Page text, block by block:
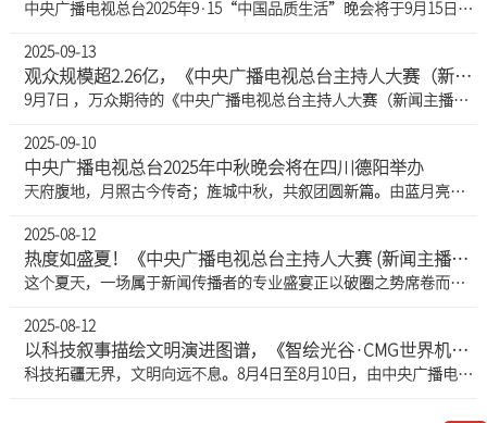
中央广播电视总台2025年9·15“中国品质生活”晚会将于9月15日20点在总台央视财经频道播出。2025年9·15“中国品质生活”晚会聚焦“高质量中国经济 高品质消费生活”的主题，以创造品质生活的生动案例和多个国家部委的现场权威解读，呈现当下中国经济社会发展的新变化、新特点和百姓消费生活的新场景、新业态，推动经济高质量发展，增强消费信心、激发消费潜力，提高人民生活品质。工业和信息化部党组成员、副部长单忠德，农业农村部党组成员、副部长麦尔丹·木盖提，国家市场监督管理总局党组成员、副局长邓志勇，中央广播电视总台党组成员、副台长齐竹泉等出席晚会。晚会发布了总台“全国质量月宣传活
2025-09-13
观众规模超2.26亿，《中央广播电视总台主持人大赛（新闻主播季）》第二赛段亮点频出
9月7日 ，万众期待的《中央广播电视总台主持人大赛（新闻主播季）》第二赛段正式开赛，全新升级的 “模拟新闻直播” 考核环节，犹如一把精准的标尺，全方位检验着选手们的专业素养，36 位选手通过抽签分组，展开了一场场扣人心弦的一对一较量，用过硬的实力与非凡的风采，诠释着新闻主播的职业魅力。根据CSM数据，截至目前，《中央广播电视总台主持人大赛（新闻主播季）》观众规模已经超过2.26亿，平均收视份额5.46%，最高单期收视份额6.35%。微博主话题#总台主持人大赛新闻主播季#阅读量高达1301.6万。走进模拟报道区，XR 技术构建的逼真新闻现场令人眼前一亮。这里不再是传统的演播室，而是真实还原的
2025-09-10
中央广播电视总台2025年中秋晚会将在四川德阳举办
天府腹地，月照古今传奇；旌城中秋，共叙团圆新篇。由蓝月亮独家冠名的《中央广播电视总台2025年中秋晚会》将在四川省德阳市举办。晚会主舞台选址在德阳玄珠湖，依托实景山水，以蜀道为引、明月为核，营造出“月从蜀道升，人向镜中圆”的深远意境。目前，晚会录制已正式启动，各项工作正有序推进。地处成都平原腹地的德阳，既有现代工业的筋骨，亦流淌着古蜀文明的血脉。这座因三线建设而兴的城市，锻造出多个“大国重器”，是现代中国自主创新、走向世界的一个缩影。“沉睡数千年，一醒惊天下”的三星堆，诉说着华夏文明的悠远与辉煌；白马关古蜀道，镌刻着先人勇于攀登敢于开拓的足迹与精神；李化楠、
2025-08-12
热度如盛夏！《中央广播电视总台主持人大赛 (新闻主播季)》观众规模过亿
这个夏天，一场属于新闻传播者的专业盛宴正以破圈之势席卷而来。7月27日，《中央广播电视总台主持人大赛 (新闻主播季)》第二期在央视综合频道 (CCTV-1)、央视新闻、央视频、央视网等多平台播出，继续为观众奉上兼具思想深度与专业魅力的视听盛宴。寻新而来，向新出发！根据CSM数据，本期节目也交出亮眼成绩单，收视份额高达6.09%，两期节目总台首重播观众规模超过1亿，微博主话题#主持人大赛新闻主播季#阅读量达1021.4万。第二期节目中，选手延续了首期的高水准表现。他们来自新闻一线记者、高校学子、旅行作家等多元背景，带着各自的积累与热爱登台。在 “看临场状态、比知识积累、评思考深度、竞综合能
2025-08-12
以科技叙事描绘文明演进图谱，《智绘光谷·CMG世界机器人技能大赛》今晚开播
科技拓疆无界，文明向远不息。8月4日至8月10日，由中央广播电视总台社教节目中心、湖北总站、技术局，联合武汉东湖新技术开发区管委会及阿里巴巴（中国）有限公司共同打造的《智绘光谷·CMG世界机器人技能大赛》将在中央广播电视总台科教频道（CCTV-10）播出开幕式及主题任务赛，在综合频道（CCTV-1）播出大赛闭幕盛典。《智绘光谷·CMG世界机器人技能大赛》是中国光谷和总台在人形机器人领域首次开展的深度合作。中国光谷是我国战略科技力量的重要承载地，长期以来在光电子、芯片制造、人工智能等领域持续突破。通过此次合作，总台将通过全媒体矩阵，讲好光谷“从0到1再到N”的创新故事，书写中国科技自